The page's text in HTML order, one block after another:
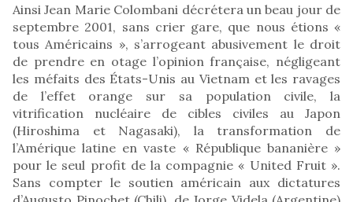
Ainsi Jean Marie Colombani décrétera un beau jour de
septembre 2001, sans crier gare, que nous étions «
tous Américains », s’arrogeant abusivement le droit
de prendre en otage l’opinion française, négligeant
les méfaits des États-Unis au Vietnam et les ravages
de l’effet orange sur sa population civile, la
vitrification nucléaire de cibles civiles au Japon
(Hiroshima et Nagasaki), la transformation de
l’Amérique latine en vaste « République bananière »
pour le seul profit de la compagnie « United Fruit ».
Sans compter le soutien américain aux dictatures